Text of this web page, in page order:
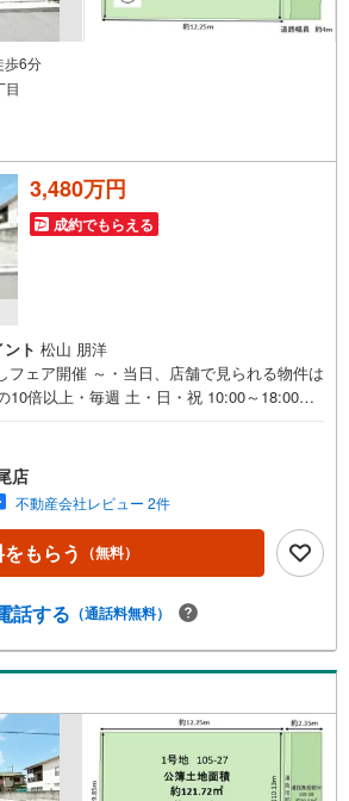
歩6分
目
3,480万円
成約でもらえる
ト 松山 朋洋
フェア開催 ～・当日、店舗で見られる物件は
10倍以上・毎週 土・日・祝 10:00～18:00・
連れも大歓迎です・物件最寄りの駅まで無料
ます・「見るだけ・聞くだけ」OK・お出か
ち寄りください----*----*----*--・建築条件無
きの物件多数取り揃えております・ハウス
【東証スタンダード上場企業】です・設計か
で承っております・当日にご見学頂ける当社
をご提案させて頂きます・不動産購入や住宅
ペース4台分ございます・八尾市の【土地】
ーダム八尾店 ----*----*----*--
店
不動産会社レビュー 2件
もらう （無料）
話する （通話料無料）